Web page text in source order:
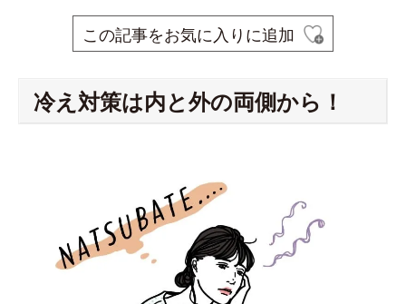
この記事をお気に入りに追加
冷え対策は内と外の両側から！